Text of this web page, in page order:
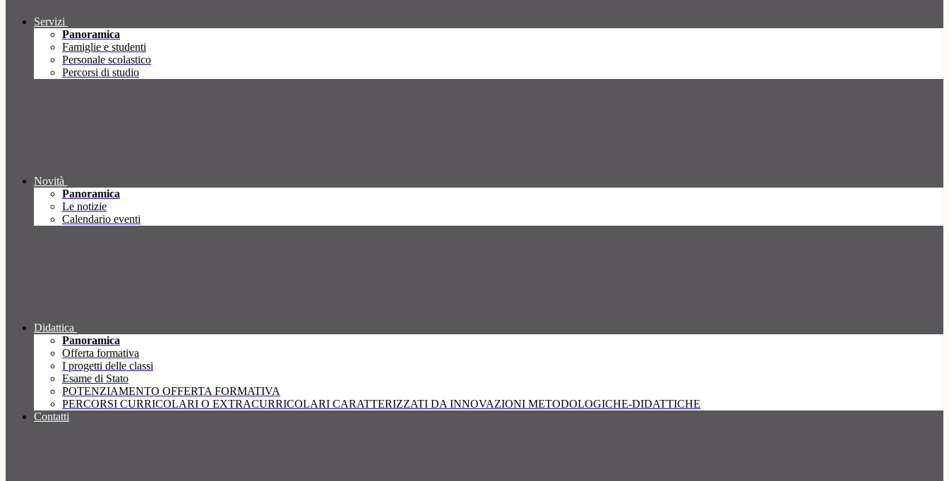
Servizi
Panoramica
Famiglie e studenti
Personale scolastico
Percorsi di studio
Novità
Panoramica
Le notizie
Calendario eventi
Didattica
Panoramica
Offerta formativa
I progetti delle classi
Esame di Stato
POTENZIAMENTO OFFERTA FORMATIVA
PERCORSI CURRICOLARI O EXTRACURRICOLARI CARATTERIZZATI DA INNOVAZIONI METODOLOGICHE-DIDATTICHE
Contatti